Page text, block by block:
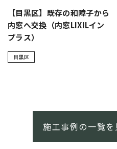
【目黒区】既存の和障子から
内窓へ交換（内窓LIXILイン
プラス）
目黒区